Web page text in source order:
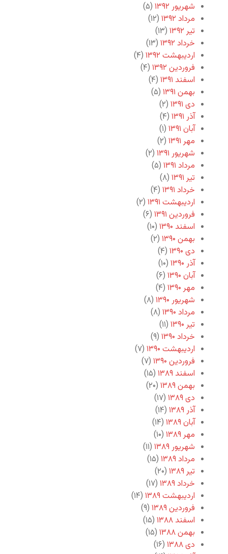
شهریور ۱۳۹۲
(۵)
مرداد ۱۳۹۲
(۱۲)
تیر ۱۳۹۲
(۱۳)
خرداد ۱۳۹۲
(۱۳)
اردیبهشت ۱۳۹۲
(۴)
فروردین ۱۳۹۲
(۴)
اسفند ۱۳۹۱
(۴)
بهمن ۱۳۹۱
(۵)
دی ۱۳۹۱
(۲)
آذر ۱۳۹۱
(۴)
آبان ۱۳۹۱
(۱)
مهر ۱۳۹۱
(۲)
شهریور ۱۳۹۱
(۲)
مرداد ۱۳۹۱
(۵)
تیر ۱۳۹۱
(۸)
خرداد ۱۳۹۱
(۴)
اردیبهشت ۱۳۹۱
(۲)
فروردین ۱۳۹۱
(۶)
اسفند ۱۳۹۰
(۱۰)
بهمن ۱۳۹۰
(۲)
دی ۱۳۹۰
(۴)
آذر ۱۳۹۰
(۱۰)
آبان ۱۳۹۰
(۶)
مهر ۱۳۹۰
(۴)
شهریور ۱۳۹۰
(۸)
مرداد ۱۳۹۰
(۸)
تیر ۱۳۹۰
(۱۱)
خرداد ۱۳۹۰
(۹)
اردیبهشت ۱۳۹۰
(۷)
فروردین ۱۳۹۰
(۷)
اسفند ۱۳۸۹
(۱۵)
بهمن ۱۳۸۹
(۲۰)
دی ۱۳۸۹
(۱۷)
آذر ۱۳۸۹
(۱۴)
آبان ۱۳۸۹
(۱۴)
مهر ۱۳۸۹
(۱۰)
شهریور ۱۳۸۹
(۱۱)
مرداد ۱۳۸۹
(۱۵)
تیر ۱۳۸۹
(۲۰)
خرداد ۱۳۸۹
(۱۷)
اردیبهشت ۱۳۸۹
(۱۴)
فروردین ۱۳۸۹
(۹)
اسفند ۱۳۸۸
(۱۵)
بهمن ۱۳۸۸
(۱۵)
دی ۱۳۸۸
(۱۶)